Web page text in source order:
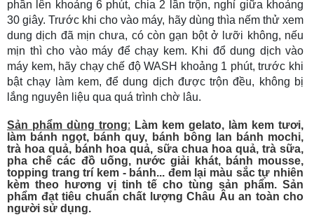
phần lên khoảng 6 phút, chia 2 lần trộn, nghỉ giữa khoảng
30 giây. Trước khi cho vào máy, hãy dùng thìa nếm thử xem
dung dịch đã mịn chưa, có còn gạn bột ở lưỡi không, nếu
mịn thì cho vào máy để chạy kem. Khi đổ dung dịch vào
máy kem, hãy chạy chế độ WASH khoảng 1 phút, trước khi
bật chạy làm kem, để dung dịch được trộn đều, không bị
lắng nguyên liệu qua quá trình chờ lâu.
Sản phẩm dùng trong: Làm kem gelato, làm kem tươi,
làm bánh ngọt, bánh quy, bánh bông lan bánh mochi,
trà hoa quả, bánh hoa quả, sữa chua hoa quả, trà sữa,
pha chế các đồ uống, nước giải khát, bánh mousse,
topping trang trí kem - bánh... đem lại màu sắc tự nhiên
kèm theo hương vị tinh tế cho tùng sản phẩm. Sản
phẩm đạt tiêu chuẩn chất lượng Châu Âu an toàn cho
người sử dụng.